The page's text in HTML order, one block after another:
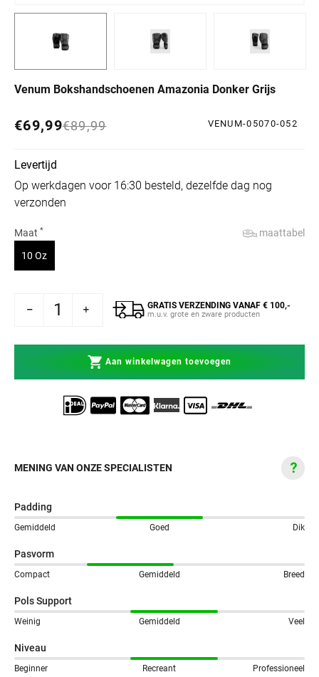
Venum Bokshandschoenen Amazonia Donker Grijs
Normale prijs
Aanbiedingsprijs
€89,99
€69,99 VENUM-05070-052
Levertijd
Op werkdagen voor 16:30 besteld, dezelfde dag nog
verzonden
Maat *
maattabel
10 OzVariant uitverkocht of niet beschikbaar
Amazonia Donker Grijs
Venum Bokshandschoenen Amazonia Donker Grijs
GRATIS VERZENDING VANAF € 100,-
m.u.v. grote en zware producten
Aan winkelwagen toevoegen
MENING VAN ONZE SPECIALISTEN
Padding
Gemiddeld Goed Dik
Pasvorm
Compact Gemiddeld Breed
Pols Support
Weinig Gemiddeld Veel
Niveau
Beginner Recreant Professioneel